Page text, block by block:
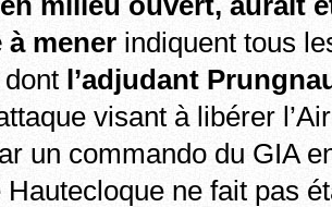
mener indiquent tous
l’adjudant
visant à libérer
un commando du GIA
ne fait pas